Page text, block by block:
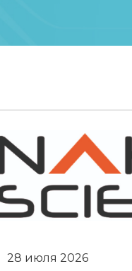
28 июля 2026